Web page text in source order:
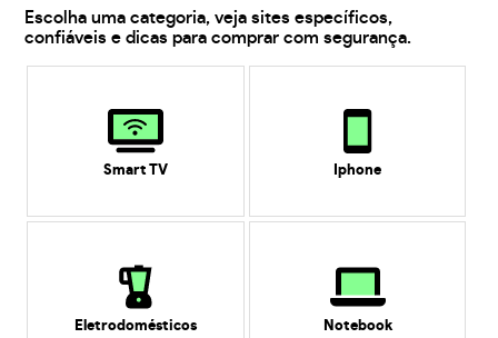
Escolha uma categoria, veja sites específicos,
confiáveis e dicas para comprar com segurança.
Smart TV Iphone
Eletrodomésticos Notebook